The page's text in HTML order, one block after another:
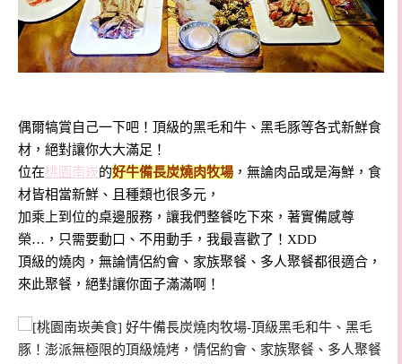
偶爾犒賞自己一下吧！頂級的黑毛和牛、黑毛豚等各式新鮮食
材，絕對讓你大大滿足！
位在桃園南崁的好牛備長炭燒肉牧場 ，無論肉品或是海鮮，食
材皆相當新鮮、且種類也很多元，
加乘上到位的桌邊服務，讓我們整餐吃下來，著實備感尊
榮…，只需要動口、不用動手，我最喜歡了！XDD
頂級的燒肉，無論情侶約會、家族聚餐、多人聚餐都很適合，
來此聚餐，絕對讓你面子滿滿啊！